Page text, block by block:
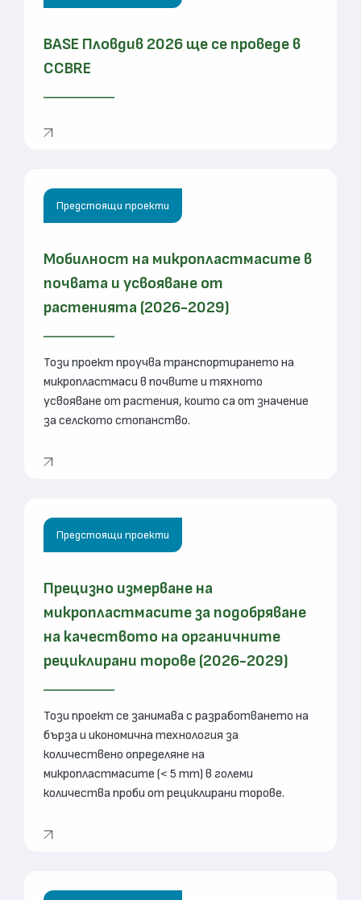
BASE Пловдив 2026 ще се проведе в
CCBRE
Предстоящи проекти
Мобилност на микропластмасите в
почвата и усвояване от
растенията (2026-2029)
Този проект проучва транспортирането на
микропластмаси в почвите и тяхното
усвояване от растения, които са от значение
за селското стопанство.
Предстоящи проекти
Прецизно измерване на
микропластмасите за подобряване
на качеството на органичните
рециклирани торове (2026-2029)
Този проект се занимава с разработването на
бърза и икономична технология за
количествено определяне на
микропластмасите (< 5 mm) в големи
количества проби от рециклирани торове.